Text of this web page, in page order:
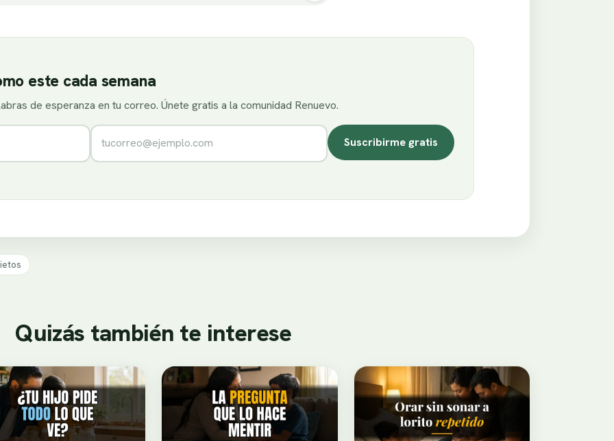
este cada semana
de esperanza en tu correo. Únete gratis a la comunidad Renuevo.
Correo electrónico
Suscribirme gratis
Quizás también te interese